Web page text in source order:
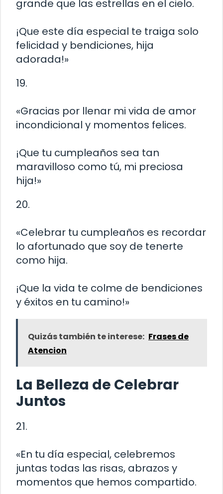
grande que las estrellas en el cielo.
¡Que este día especial te traiga solo
felicidad y bendiciones, hija
adorada!»
19.
«Gracias por llenar mi vida de amor
incondicional y momentos felices.
¡Que tu cumpleaños sea tan
maravilloso como tú, mi preciosa
hija!»
20.
«Celebrar tu cumpleaños es recordar
lo afortunado que soy de tenerte
como hija.
¡Que la vida te colme de bendiciones
y éxitos en tu camino!»
Quizás también te interese: Frases de
Atencion
La Belleza de Celebrar
Juntos
21.
«En tu día especial, celebremos
juntas todas las risas, abrazos y
momentos que hemos compartido.